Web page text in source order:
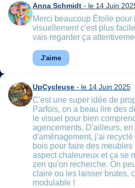
Anna Schmidt - le 14 Juin
Merci beaucoup Étoile pour
visuellement c'est plus
vais regarder ça
J'aime
UpCycleuse - le 14 Juin 2025
C'est une super idée de
Parfois, on a beau lire des
le visuel pour bien
agencements. D'ailleurs, en
d'aménagement, j'ai
bois pour faire des
aspect chaleureux et ça se
zen qu'on recherche. On
claire ou les laisser brutes,
modulable !